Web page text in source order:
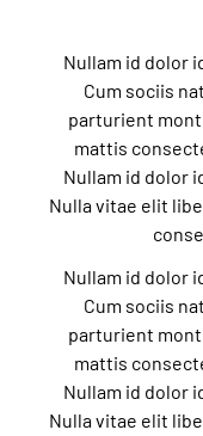
Nullam id dolor
Cum sociis
parturient
mattis
Nullam id dolor
Nulla vitae elit
Nullam id dolor
Cum sociis
parturient
mattis
Nullam id dolor
Nulla vitae elit